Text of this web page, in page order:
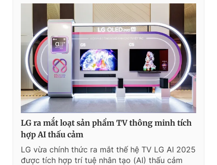
LG ra mắt loạt sản phẩm TV thông minh tích
hợp AI thấu cảm
LG vừa chính thức ra mắt thế hệ TV LG AI 2025
được tích hợp trí tuệ nhân tạo (AI) thấu cảm